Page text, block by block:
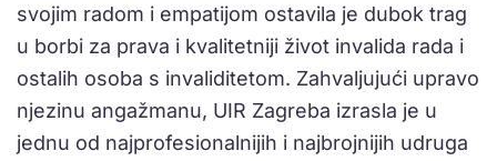
svojim radom i empatijom ostavila je dubok trag
u borbi za prava i kvalitetniji život invalida rada i
ostalih osoba s invaliditetom. Zahvaljujući upravo
njezinu angažmanu, UIR Zagreba izrasla je u
jednu od najprofesionalnijih i najbrojnijih udruga